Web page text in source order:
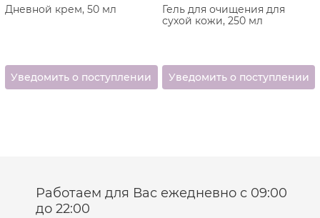
Дневной крем, 50 мл
Гель для очищения для
сухой кожи, 250 мл
Работаем для Вас ежедневно с 09:00
до 22:00